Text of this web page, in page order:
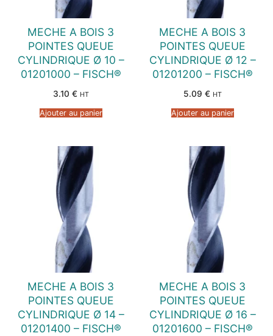
MECHE A BOIS 3
POINTES QUEUE
CYLINDRIQUE Ø 10 –
01201000 – FISCH®
3.10 € HT
Ajouter au panier
MECHE A BOIS 3
POINTES QUEUE
CYLINDRIQUE Ø 12 –
01201200 – FISCH®
5.09 € HT
Ajouter au panier
MECHE A BOIS 3
POINTES QUEUE
CYLINDRIQUE Ø 14 –
01201400 – FISCH®
MECHE A BOIS 3
POINTES QUEUE
CYLINDRIQUE Ø 16 –
01201600 – FISCH®